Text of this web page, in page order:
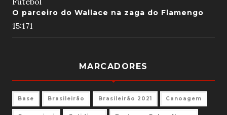
O parceiro do Wallace na zaga do Flamengo
15:171
MARCADORES
Base Brasileirão Brasileirão 2021 Canoagem